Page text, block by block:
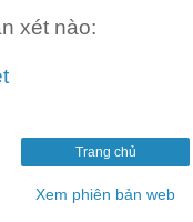
xét nào:
Trang chủ
Xem phiên bản web